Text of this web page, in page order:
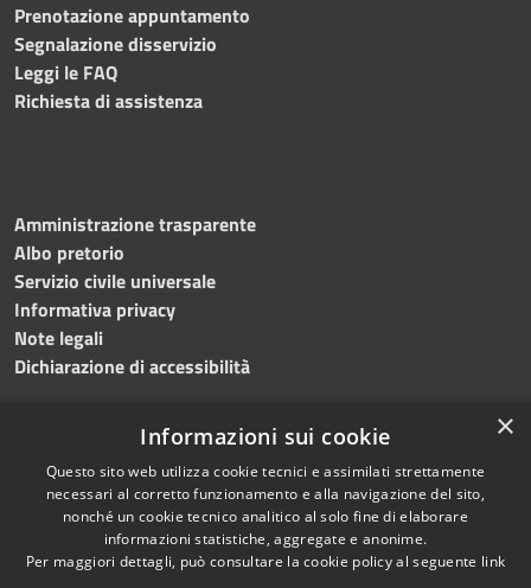
Prenotazione appuntamento
Segnalazione disservizio
Leggi le FAQ
Richiesta di assistenza
Amministrazione trasparente
Albo pretorio
Servizio civile universale
Informativa privacy
Note legali
Dichiarazione di accessibilità
RSS
Accessibilità
Cookie
Copyright © 2023 •
Comune di Noicàttaro
Powered byMunicipium
Redazione•Portale
×
Informazioni sui cookie
Questo sito web utilizza cookie tecnici e assimilati strettamente
necessari al corretto funzionamento e alla navigazione del sito,
nonché un cookie tecnico analitico al solo fine di elaborare
informazioni statistiche, aggregate e anonime.
Per maggiori dettagli, può consultare la cookie policy al seguente link